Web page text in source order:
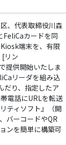
、代表取締役川森
FeliCaカードを同
端末を、有限
[リン
供開始いたしま
リーダを組み込
だり、指定したア
電話にURLを転送
ティソフト』（開
バーコードやQR
ンを簡単に構築可